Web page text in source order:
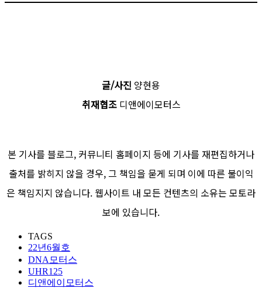
글/사진 양현용
취재협조 디앤에이모터스
본 기사를 블로그, 커뮤니티 홈페이지 등에 기사를 재편집하거나
출처를 밝히지 않을 경우, 그 책임을 묻게 되며 이에 따른 불이익
은 책임지지 않습니다. 웹사이트 내 모든 컨텐츠의 소유는 모토라
보에 있습니다.
TAGS
22년6월호
DNA모터스
UHR125
디앤에이모터스